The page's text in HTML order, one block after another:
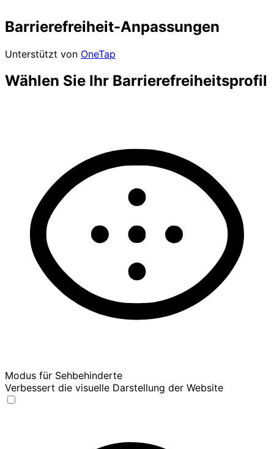
Barrierefreiheit-Anpassungen
Unterstützt von OneTap
Wählen Sie Ihr Barrierefreiheitsprofil
Modus für Sehbehinderte
Verbessert die visuelle Darstellung der Website